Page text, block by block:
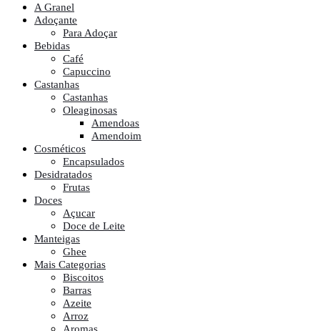
A Granel
Adoçante
Para Adoçar
Bebidas
Café
Capuccino
Castanhas
Castanhas
Oleaginosas
Amendoas
Amendoim
Cosméticos
Encapsulados
Desidratados
Frutas
Doces
Açucar
Doce de Leite
Manteigas
Ghee
Mais Categorias
Biscoitos
Barras
Azeite
Arroz